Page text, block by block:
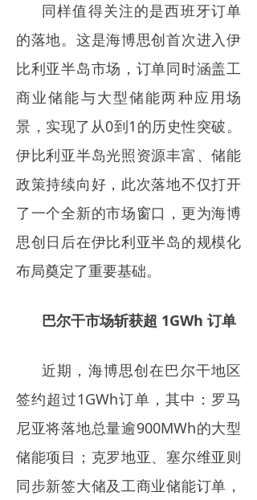
同样值得关注的是西班牙订单
的落地。这是海博思创首次进入伊
比利亚半岛市场，订单同时涵盖工
商业储能与大型储能两种应用场
景，实现了从0到1的历史性突破。
伊比利亚半岛光照资源丰富、储能
政策持续向好，此次落地不仅打开
了一个全新的市场窗口，更为海博
思创日后在伊比利亚半岛的规模化
布局奠定了重要基础。
巴尔干市场斩获超 1GWh 订单
近期，海博思创在巴尔干地区
签约超过1GWh订单，其中：罗马
尼亚将落地总量逾900MWh的大型
储能项目；克罗地亚、塞尔维亚则
同步新签大储及工商业储能订单，